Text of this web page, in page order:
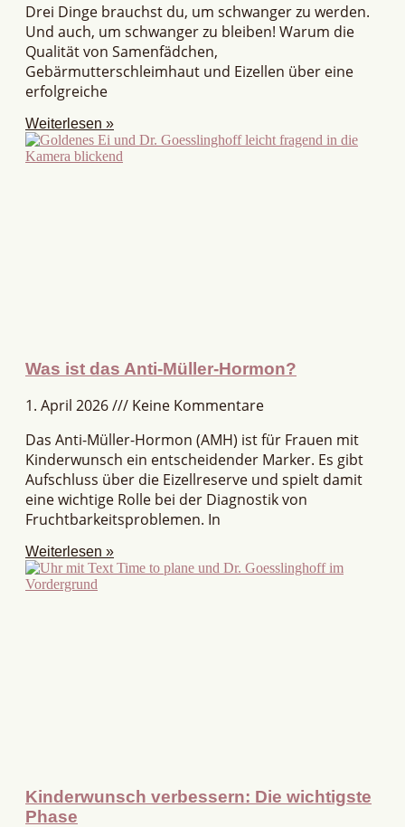
Drei Dinge brauchst du, um schwanger zu werden.
Und auch, um schwanger zu bleiben! Warum die
Qualität von Samenfädchen,
Gebärmutterschleimhaut und Eizellen über eine
erfolgreiche
Weiterlesen »
Was ist das Anti-Müller-Hormon?
1. April 2026
Keine Kommentare
Das Anti-Müller-Hormon (AMH) ist für Frauen mit
Kinderwunsch ein entscheidender Marker. Es gibt
Aufschluss über die Eizellreserve und spielt damit
eine wichtige Rolle bei der Diagnostik von
Fruchtbarkeitsproblemen. In
Weiterlesen »
Kinderwunsch verbessern: Die wichtigste
Phase